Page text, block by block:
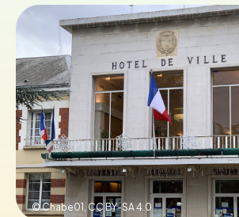
NL
Tickets buchen
Gutscheine bestellen
© Chabe01, CC BY-SA 4.0